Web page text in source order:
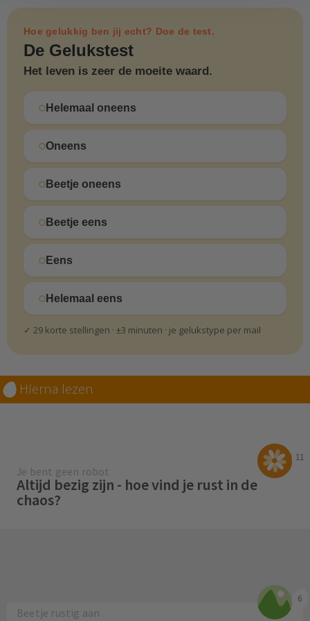
Hoe gelukkig ben jij echt? Doe de test.
De Gelukstest
Het leven is zeer de moeite waard.
Helemaal oneens
Oneens
Beetje oneens
Beetje eens
Eens
Helemaal eens
✓ 29 korte stellingen · ±3 minuten · je gelukstype per mail
Hierna lezen
11
Je bent geen robot
Altijd bezig zijn - hoe vind je rust in de
chaos?
6
Beetje rustig aan